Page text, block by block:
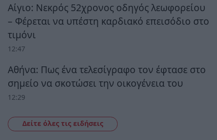
Αίγιο: Νεκρός 52χρονος οδηγός λεωφορείου
– Φέρεται να υπέστη καρδιακό επεισόδιο στο
τιμόνι
12:47
Αθήνα: Πως ένα τελεσίγραφο τον έφτασε στο
σημείο να σκοτώσει την οικογένεια του
12:29
Δείτε όλες τις ειδήσεις